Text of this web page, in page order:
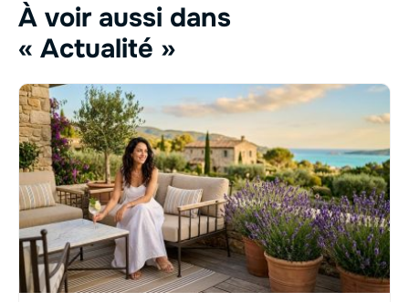
À voir aussi dans
« Actualité »